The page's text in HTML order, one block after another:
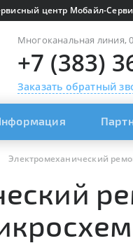
центр Мобайл-
Многоканальная линия,
+7 (383)
Заказать обратный
Электромеханический